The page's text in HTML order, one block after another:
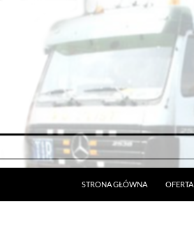
STRONA GŁÓWNA OFERTA